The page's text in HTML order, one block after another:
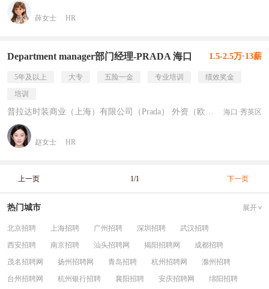
薛女士 HR
Department manager部门经理-PRADA 海口 1.5-2.5万·13薪
5年及以上 大专 五险一金 专业培训
绩效奖金
培训
普拉达时装商业（上海）有限公司（Prada） 外资（欧美） 海口·秀英区
赵女士 HR
上一页 1/1 下一页
热门城市 展开
北京招聘 上海招聘 广州招聘 深圳招聘
武汉招聘
西安招聘
南京招聘 汕头招聘网 揭阳招聘网
成都招聘
茂名招聘网
扬州招聘网 青岛招聘 杭州招聘网
滁州招聘
台州招聘网
杭州银行招聘 襄阳招聘 安庆招聘网 绵阳招聘